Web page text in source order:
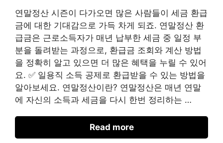
연말정산 시즌이 다가오면 많은 사람들이 세금 환급
금에 대한 기대감으로 가득 차게 되죠. 연말정산 환
급금은 근로소득자가 매년 납부한 세금 중 일정 부
분을 돌려받는 과정으로, 환급금 조회와 계산 방법
을 정확히 알고 있으면 더 많은 혜택을 누릴 수 있어
요. ✅ 일용직 소득 공제로 환급받을 수 있는 방법을
알아보세요. 연말정산이란? 연말정산은 매년 연말
에 자신의 소득과 세금을 다시 한번 정리하는 …
Read more